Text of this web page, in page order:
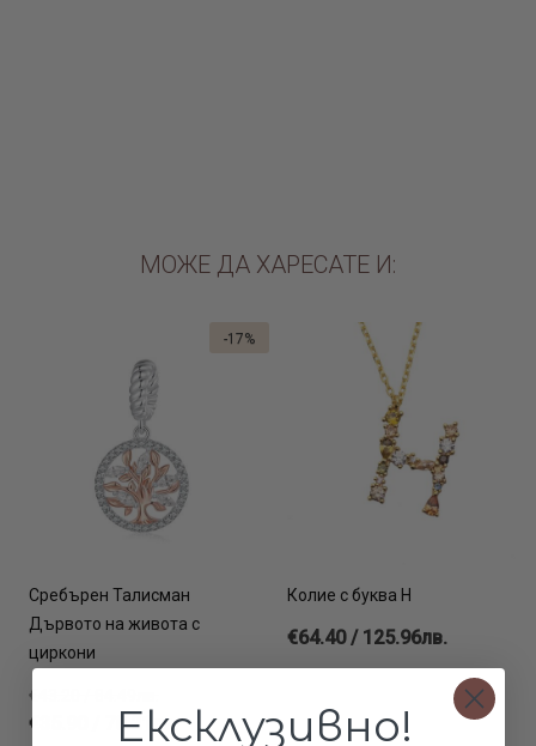
МОЖЕ ДА ХАРЕСАТЕ И:
Сребърен Талисман
Дървото на живота с
циркони
€43.20 / 84.49лв.
€35.90 / 70.21лв.
-17%
Колие с буква H
€64.40 / 125.96лв.
Ексклузивно!